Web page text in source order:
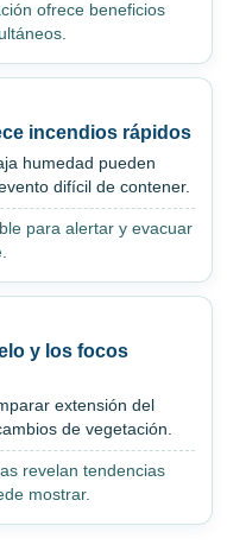
ofrece beneficios
incendios rápidos
humedad pueden
difícil de contener.
para alertar y evacuar
y los focos
extensión del
de vegetación.
revelan tendencias
mostrar.